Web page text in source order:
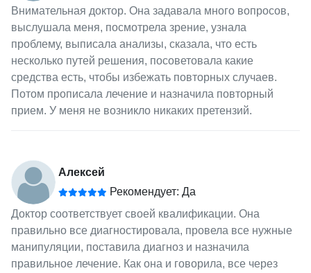
Внимательная доктор. Она задавала много вопросов,
выслушала меня, посмотрела зрение, узнала
проблему, выписала анализы, сказала, что есть
несколько путей решения, посоветовала какие
средства есть, чтобы избежать повторных случаев.
Потом прописала лечение и назначила повторный
прием. У меня не возникло никаких претензий.
Алексей
Рекомендует: Да
Доктор соответствует своей квалификации. Она
правильно все диагностировала, провела все нужные
манипуляции, поставила диагноз и назначила
правильное лечение. Как она и говорила, все через